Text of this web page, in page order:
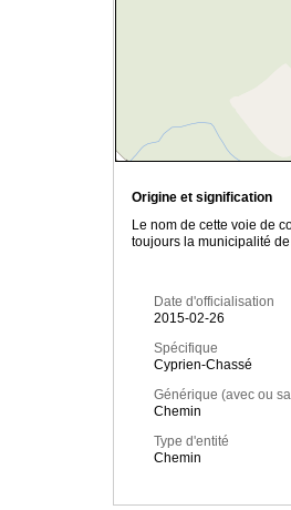
Origine et signification
Le nom de cette voie de
toujours la municipalité
Date d'officialisation
2015-02-26
Spécifique
Cyprien-Chassé
Générique (avec ou
Chemin
Type d'entité
Chemin